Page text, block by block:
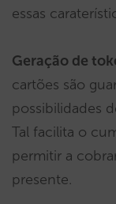
essas
Geração de
cartões são
possibilidades
Tal facilita o
permitir a
presente.